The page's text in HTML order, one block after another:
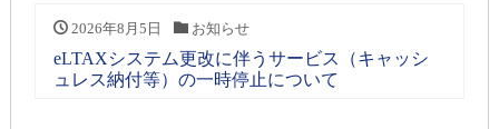
2026年8月5日 お知らせ
eLTAXシステム更改に伴うサービス（キャッシ
ュレス納付等）の一時停止について